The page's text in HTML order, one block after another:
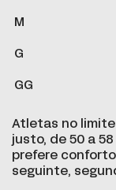
M
G
GG
Atletas no
justo, de 50 a
prefere
seguinte,